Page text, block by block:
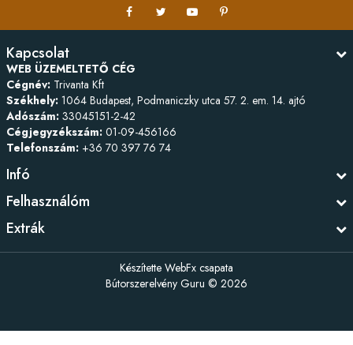
Kapcsolat
WEB ÜZEMELTETŐ CÉG
Cégnév: Trivanta Kft
Székhely: 1064 Budapest, Podmaniczky utca 57. 2. em. 14. ajtó
Adószám: 33045151-2-42
Cégjegyzékszám: 01-09-456166
Telefonszám: +36 70 397 76 74
Infó
Felhasználóm
Extrák
Készítette WebFx csapata
Bútorszerelvény Guru © 2026